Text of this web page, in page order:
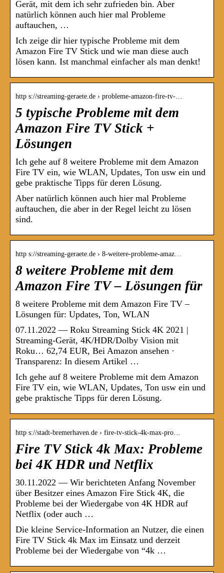
Gerät, mit dem ich sehr zufrieden bin. Aber
natürlich können auch hier mal Probleme
auftauchen, …
Ich zeige dir hier typische Probleme mit dem
Amazon Fire TV Stick und wie man diese auch
lösen kann. Ist manchmal einfacher als man denkt!
http s://streaming-geraete.de › probleme-amazon-fire-tv-…
5 typische Probleme mit dem
Amazon Fire TV Stick +
Lösungen
Ich gehe auf 8 weitere Probleme mit dem Amazon
Fire TV ein, wie WLAN, Updates, Ton usw ein und
gebe praktische Tipps für deren Lösung.
Aber natürlich können auch hier mal Probleme
auftauchen, die aber in der Regel leicht zu lösen
sind.
http s://streaming-geraete.de › 8-weitere-probleme-amaz…
8 weitere Probleme mit dem
Amazon Fire TV – Lösungen für
8 weitere Probleme mit dem Amazon Fire TV –
Lösungen für: Updates, Ton, WLAN
07.11.2022 — Roku Streaming Stick 4K 2021 |
Streaming-Gerät, 4K/HDR/Dolby Vision mit
Roku… 62,74 EUR, Bei Amazon ansehen ·
Transparenz: In diesem Artikel …
Ich gehe auf 8 weitere Probleme mit dem Amazon
Fire TV ein, wie WLAN, Updates, Ton usw ein und
gebe praktische Tipps für deren Lösung.
http s://stadt-bremerhaven.de › fire-tv-stick-4k-max-pro…
Fire TV Stick 4k Max: Probleme
bei 4K HDR und Netflix
30.11.2022 — Wir berichteten Anfang November
über Besitzer eines Amazon Fire Stick 4K, die
Probleme bei der Wiedergabe von 4K HDR auf
Netflix (oder auch …
Die kleine Service-Information an Nutzer, die einen
Fire TV Stick 4k Max im Einsatz und derzeit
Probleme bei der Wiedergabe von “4k …